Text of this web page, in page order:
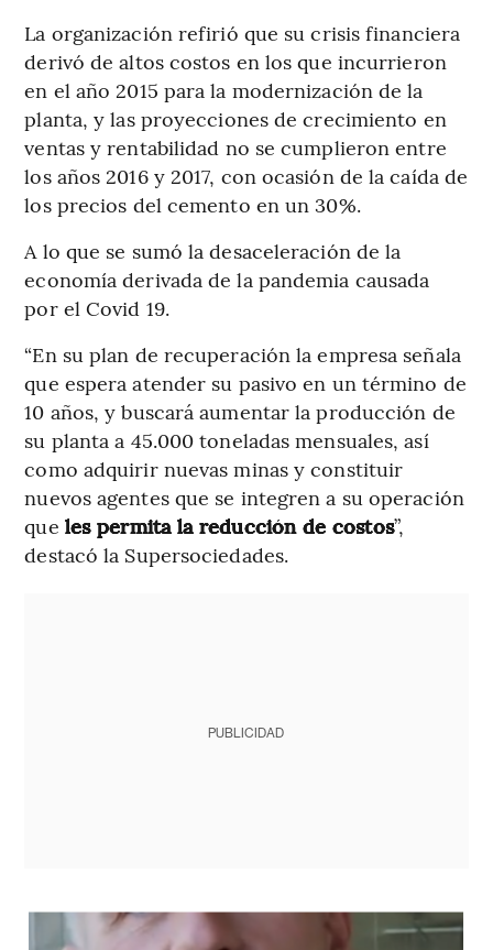
La organización refirió que su crisis financiera
derivó de altos costos en los que incurrieron
en el año 2015 para la modernización de la
planta, y las proyecciones de crecimiento en
ventas y rentabilidad no se cumplieron entre
los años 2016 y 2017, con ocasión de la caída de
los precios del cemento en un 30%.
A lo que se sumó la desaceleración de la
economía derivada de la pandemia causada
por el Covid 19.
“En su plan de recuperación la empresa señala
que espera atender su pasivo en un término de
10 años, y buscará aumentar la producción de
su planta a 45.000 toneladas mensuales, así
como adquirir nuevas minas y constituir
nuevos agentes que se integren a su operación
que les permita la reducción de costos”,
destacó la Supersociedades.
PUBLICIDAD